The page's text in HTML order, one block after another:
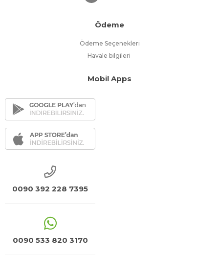
Ödeme
Ödeme Seçenekleri
Havale bilgileri
Mobil Apps
0090 392 228 7395
0090 533 820 3170